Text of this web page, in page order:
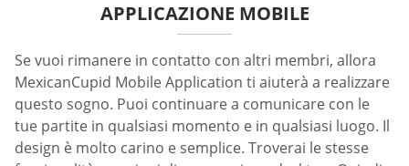
APPLICAZIONE MOBILE
Se vuoi rimanere in contatto con altri membri, allora
MexicanCupid Mobile Application ti aiuterà a realizzare
questo sogno. Puoi continuare a comunicare con le
tue partite in qualsiasi momento e in qualsiasi luogo. Il
design è molto carino e semplice. Troverai le stesse